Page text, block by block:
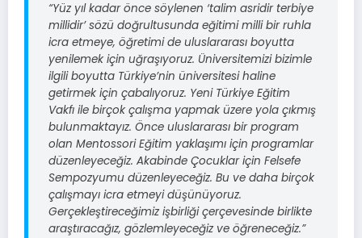
“Yüz yıl kadar önce söylenen ‘talim asridir terbiye
millidir’ sözü doğrultusunda eğitimi milli bir ruhla
icra etmeye, öğretimi de uluslararası boyutta
yenilemek için uğraşıyoruz. Üniversitemizi bizimle
ilgili boyutta Türkiye’nin üniversitesi haline
getirmek için çabalıyoruz. Yeni Türkiye Eğitim
Vakfı ile birçok çalışma yapmak üzere yola çıkmış
bulunmaktayız. Önce uluslararası bir program
olan Mentossori Eğitim yaklaşımı için programlar
düzenleyeceğiz. Akabinde Çocuklar için Felsefe
Sempozyumu düzenleyeceğiz. Bu ve daha birçok
çalışmayı icra etmeyi düşünüyoruz.
Gerçekleştireceğimiz işbirliği çerçevesinde birlikte
araştıracağız, gözlemleyeceğiz ve öğreneceğiz.”